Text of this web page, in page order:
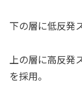
下の層に低反発
上の層に高反発
を採用。